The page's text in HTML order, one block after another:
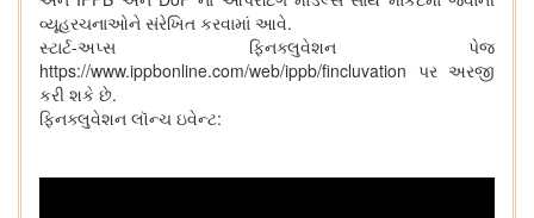
વ્યૂહરચનાઓને સંરેખિત કરવામાં આવે.
સ્ટાર્ટ-અપ્સ ફિનક્લુવેશન પેજ
https://www.ippbonline.com/web/ippb/fincluvation પર અરજી
કરી શકે છે.
ફિનક્લુવેશન લૉન્ચ ઇવેન્ટ: